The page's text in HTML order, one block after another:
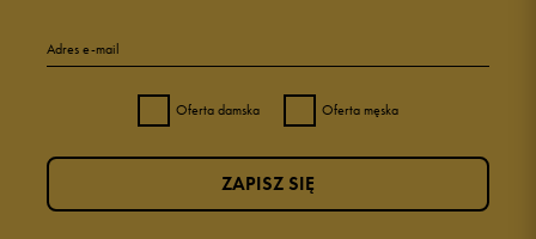
Adres e-mail
Oferta damska Oferta męska
ZAPISZ SIĘ